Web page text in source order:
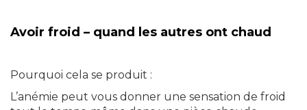
Avoir froid – quand les autres ont chaud
Pourquoi cela se produit :
L’anémie peut vous donner une sensation de froid